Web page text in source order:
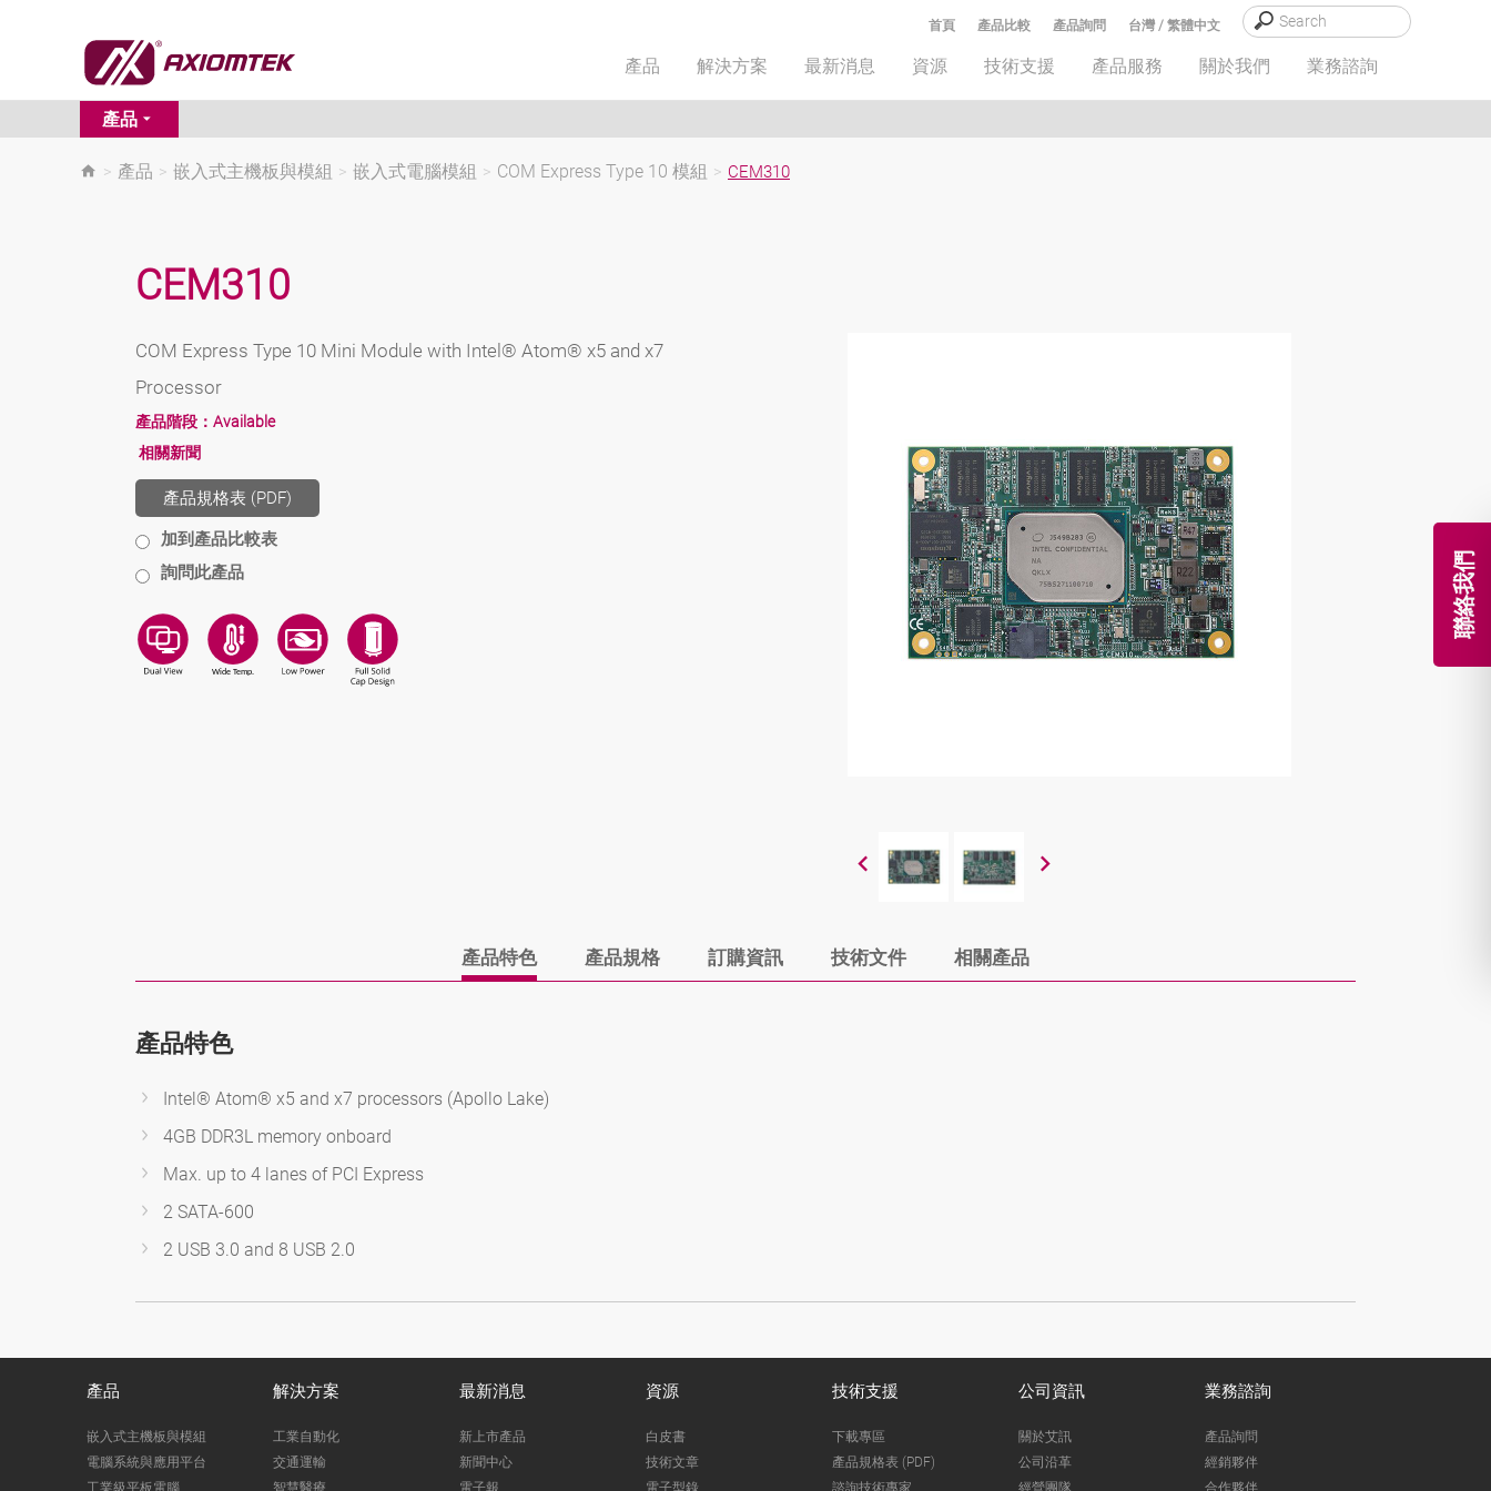
聯絡我們
台灣 / 繁體中文
產品詢問
產品比較
首頁
產品 解決方案 最新消息 資源 技術支援 產品服務 關於我們 業務諮詢
產品
> 產品 > 嵌入式主機板與模組 > 嵌入式電腦模組 > COM Express Type 10 模組 > CEM310
CEM310
COM Express Type 10 Mini Module with Intel® Atom® x5 and x7
Processor
產品階段： Available
相關新聞
產品規格表 (PDF)
加到產品比較表
詢問此產品
產品特色 產品規格 訂購資訊 技術文件 相關產品
產品特色
Intel® Atom® x5 and x7 processors (Apollo Lake)
4GB DDR3L memory onboard
Max. up to 4 lanes of PCI Express
2 SATA-600
2 USB 3.0 and 8 USB 2.0
產品
嵌入式主機板與模組
電腦系統與應用平台
工業級平板電腦
解決方案
工業自動化
交通運輸
智慧醫療
最新消息
新上市產品
新聞中心
電子報
資源
白皮書
技術文章
電子型錄
技術支援
下載專區
產品規格表 (PDF)
諮詢技術專家
公司資訊
關於艾訊
公司沿革
經營團隊
業務諮詢
產品詢問
經銷夥伴
合作夥伴